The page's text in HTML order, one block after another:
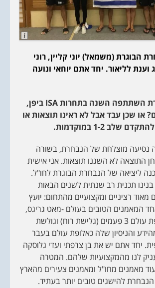
L
o
t
i
הבוגרת (משמאל) יוני קליין, רוני
וענת לליאור. יחד אתם יוחאי ונועה
השתתפה השנה בתחרותISA ביפן,
או שכן עבד אבל לא ראינו תוצאות או
שלב 1-2 במוקדמות.
נסיעה מוצלחת של הנבחרת, בשורה
התוצאה לא השגנו תוצאות. אני אישית
ליציאה של הנבחרת הבוגרת לחו"ל.
תכנית רב שנתית לשנים הבאות
רציניים ומקצועיים מהתחום: יועץ
המאמנים הטובים בעולם -מאט גריגס,
לי קורזיץ – אלופת עולם 3 פעמים (גלישת רוח) וגולשת
והניסיון שלה כאלופת עולם בעבר
יחד אתם יש את בן צרפתי ועדי גלוסקה
לנו מהמקצועיות שלהם. המטרה
מאמנים מחו"ל ומאמנים צעירים מהארץ
להישגים טובים יותר בעתיד.